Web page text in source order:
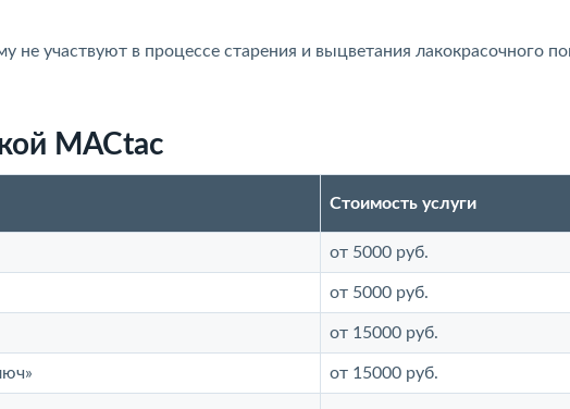
не участвуют в процессе старения и выцветания лакокрасочного
MACtac
Стоимость услуги
от 5000 руб.
от 5000 руб.
от 15000 руб.
от 15000 руб.